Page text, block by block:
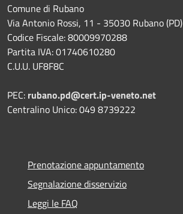
Comune di Rubano
Via Antonio Rossi, 11 - 35030 Rubano (PD)
Codice Fiscale: 80009970288
Partita IVA: 01740610280
C.U.U. UF8F8C
PEC: rubano.pd@cert.ip-veneto.net
Centralino Unico: 049 8739222
Prenotazione appuntamento
Segnalazione disservizio
Leggi le FAQ